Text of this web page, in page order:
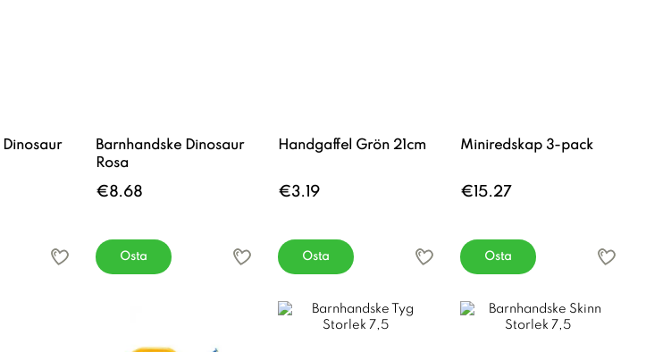
Dinosaur
Barnhandske Dinosaur
Rosa
€8.68
Osta
Handgaffel Grön 21cm
€3.19
Osta
Miniredskap 3-pack
€15.27
Osta